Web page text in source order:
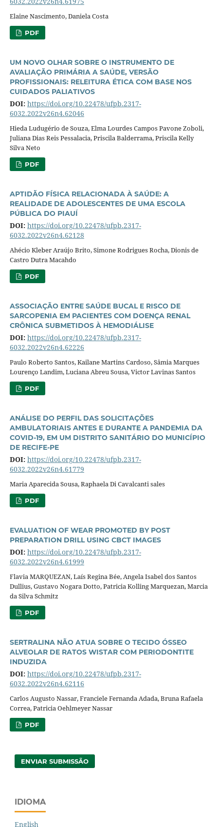
Elaine Nascimento, Daniela Costa
PDF
UM NOVO OLHAR SOBRE O INSTRUMENTO DE
AVALIAÇÃO PRIMÁRIA A SAÚDE, VERSÃO
PROFISSIONAIS: RELEITURA ÉTICA COM BASE NOS
CUIDADOS PALIATIVOS
DOI: https://doi.org/10.22478/ufpb.2317-
6032.2022v26n4.62046
Hieda Ludugério de Souza, Elma Lourdes Campos Pavone Zoboli,
Juliana Dias Reis Pessalacia, Priscila Balderrama, Priscila Kelly
Silva Neto
PDF
APTIDÃO FÍSICA RELACIONADA À SAÚDE: A
REALIDADE DE ADOLESCENTES DE UMA ESCOLA
PÚBLICA DO PIAUÍ
DOI: https://doi.org/10.22478/ufpb.2317-
6032.2022v26n4.62128
Ahécio Kleber Araújo Brito, Simone Rodrigues Rocha, Dionis de
Castro Dutra Macahdo
PDF
ASSOCIAÇÃO ENTRE SAÚDE BUCAL E RISCO DE
SARCOPENIA EM PACIENTES COM DOENÇA RENAL
CRÔNICA SUBMETIDOS À HEMODIÁLISE
DOI: https://doi.org/10.22478/ufpb.2317-
6032.2022v26n4.62226
Paulo Roberto Santos, Kailane Martins Cardoso, Sâmia Marques
Lourenço Landim, Luciana Abreu Sousa, Victor Lavinas Santos
PDF
ANÁLISE DO PERFIL DAS SOLICITAÇÕES
AMBULATORIAIS ANTES E DURANTE A PANDEMIA DA
COVID-19, EM UM DISTRITO SANITÁRIO DO MUNICÍPIO
DE RECIFE-PE
DOI: https://doi.org/10.22478/ufpb.2317-
6032.2022v26n4.61779
Maria Aparecida Sousa, Raphaela Di Cavalcanti sales
PDF
EVALUATION OF WEAR PROMOTED BY POST
PREPARATION DRILL USING CBCT IMAGES
DOI: https://doi.org/10.22478/ufpb.2317-
6032.2022v26n4.61999
Flavia MARQUEZAN, Laís Regina Bée, Angela Isabel dos Santos
Dullius, Gustavo Nogara Dotto, Patricia Kolling Marquezan, Marcia
da Silva Schmitz
PDF
SERTRALINA NÃO ATUA SOBRE O TECIDO ÓSSEO
ALVEOLAR DE RATOS WISTAR COM PERIODONTITE
INDUZIDA
DOI: https://doi.org/10.22478/ufpb.2317-
6032.2022v26n4.62116
Carlos Augusto Nassar, Franciele Fernanda Adada, Bruna Rafaela
Correa, Patricia Oehlmeyer Nassar
PDF
ENVIAR SUBMISSÃO
IDIOMA
English